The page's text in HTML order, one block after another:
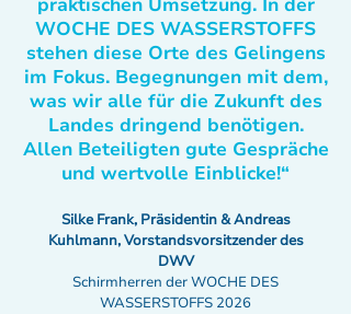
WOCHE DES WASSERSTOFFS
stehen diese Orte des Gelingens
im Fokus. Begegnungen mit dem,
was wir alle für die Zukunft des
Landes dringend benötigen.
Allen Beteiligten gute Gespräche
und wertvolle Einblicke!“
Silke Frank, Präsidentin & Andreas
Kuhlmann, Vorstandsvorsitzender des
DWV
Schirmherren der WOCHE DES
WASSERSTOFFS 2026